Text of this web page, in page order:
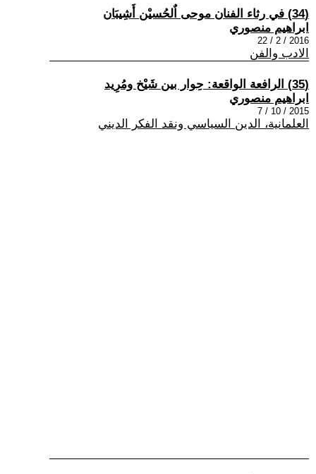
(34) في رثاء الفنان موحى اٌلحُسيْن أَشِيبَان
ابراهيم منصوري
2016 / 2 / 22
الادب والفن
(35) الرافعة الواقعة: حِوار بين شَيْخ ومُرِيد
ابراهيم منصوري
2015 / 10 / 7
العلمانية، الدين السياسي ونقد الفكر الديني